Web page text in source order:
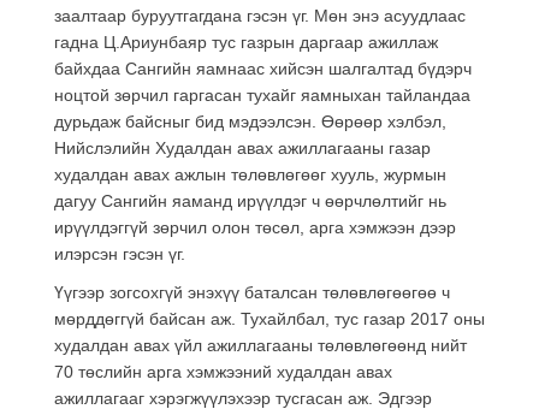
заалтаар буруутгагдана гэсэн үг. Мөн энэ асуудлаас
гадна Ц.Ариунбаяр тус газрын даргаар ажиллаж
байхдаа Сангийн яамнаас хийсэн шалгалтад бүдэрч
ноцтой зөрчил гаргасан тухайг яамныхан тайландаа
дурьдаж байсныг бид мэдээлсэн. Өөрөөр хэлбэл,
Нийслэлийн Худалдан авах ажиллагааны газар
худалдан авах ажлын төлөвлөгөөг хууль, журмын
дагуу Сангийн яаманд ирүүлдэг ч өөрчлөлтийг нь
ирүүлдэггүй зөрчил олон төсөл, арга хэмжээн дээр
илэрсэн гэсэн үг.
Үүгээр зогсохгүй энэхүү баталсан төлөвлөгөөгөө ч
мөрддөггүй байсан аж. Тухайлбал, тус газар 2017 оны
худалдан авах үйл ажиллагааны төлөвлөгөөнд нийт
70 төслийн арга хэмжээний худалдан авах
ажиллагааг хэрэгжүүлэхээр тусгасан аж. Эдгээр